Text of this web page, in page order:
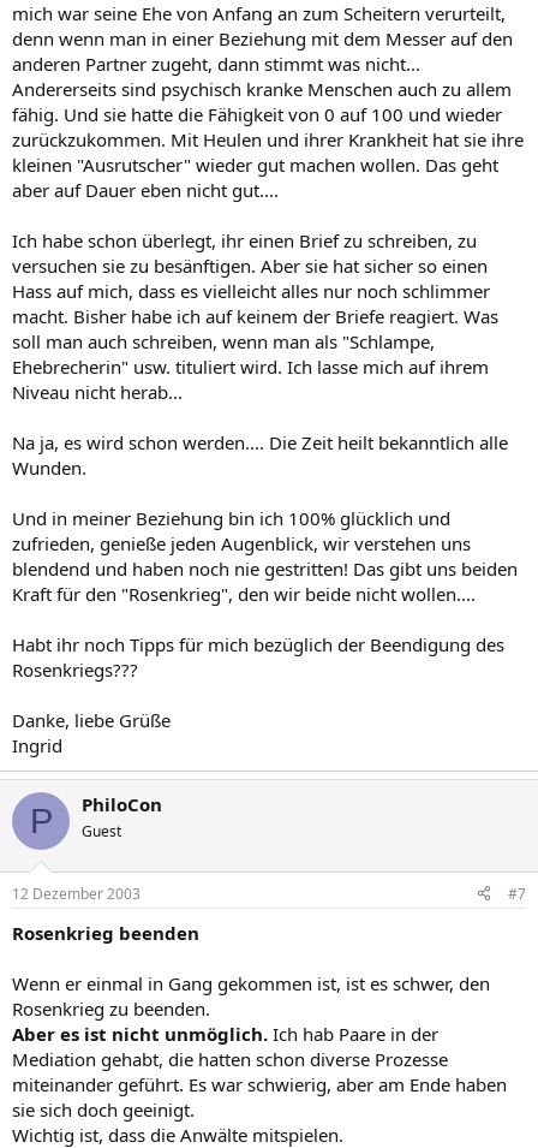
mich war seine Ehe von Anfang an zum Scheitern verurteilt,
denn wenn man in einer Beziehung mit dem Messer auf den
anderen Partner zugeht, dann stimmt was nicht...
Andererseits sind psychisch kranke Menschen auch zu allem
fähig. Und sie hatte die Fähigkeit von 0 auf 100 und wieder
zurückzukommen. Mit Heulen und ihrer Krankheit hat sie ihre
kleinen "Ausrutscher" wieder gut machen wollen. Das geht
aber auf Dauer eben nicht gut....
Ich habe schon überlegt, ihr einen Brief zu schreiben, zu
versuchen sie zu besänftigen. Aber sie hat sicher so einen
Hass auf mich, dass es vielleicht alles nur noch schlimmer
macht. Bisher habe ich auf keinem der Briefe reagiert. Was
soll man auch schreiben, wenn man als "Schlampe,
Ehebrecherin" usw. tituliert wird. Ich lasse mich auf ihrem
Niveau nicht herab...
Na ja, es wird schon werden.... Die Zeit heilt bekanntlich alle
Wunden.
Und in meiner Beziehung bin ich 100% glücklich und
zufrieden, genieße jeden Augenblick, wir verstehen uns
blendend und haben noch nie gestritten! Das gibt uns beiden
Kraft für den "Rosenkrieg", den wir beide nicht wollen....
Habt ihr noch Tipps für mich bezüglich der Beendigung des
Rosenkriegs???
Danke, liebe Grüße
Ingrid
P PhiloCon
Guest
12 Dezember 2003 #7
Rosenkrieg beenden
Wenn er einmal in Gang gekommen ist, ist es schwer, den
Rosenkrieg zu beenden.
Aber es ist nicht unmöglich. Ich hab Paare in der
Mediation gehabt, die hatten schon diverse Prozesse
miteinander geführt. Es war schwierig, aber am Ende haben
sie sich doch geeinigt.
Wichtig ist, dass die Anwälte mitspielen.